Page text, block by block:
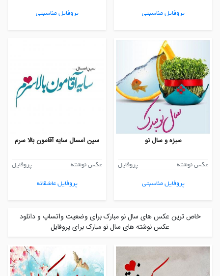
پروفایل مناسبتی
پروفایل مناسبتی
سبزه و سال نو
عکس نوشته
پروفایل
پروفایل مناسبتی
سین امسال سایه آقامون بالا سرم
عکس نوشته
پروفایل
پروفایل عاشقانه
خاص ترین عکس های سال نو مبارک برای وضعیت واتساپ و دانلود
عکس نوشته های سال نو مبارک برای پروفایل